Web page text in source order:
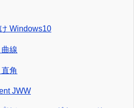
Windows10
線
角
JWW